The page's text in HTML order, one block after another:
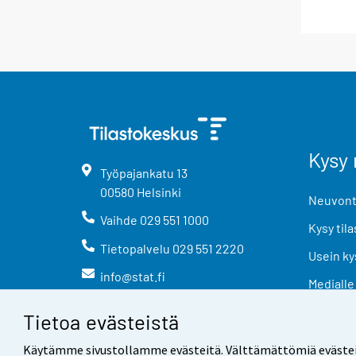
Tietoa evästeistä
Käytämme sivustollamme evästeitä. Välttämättömiä
Työpajankatu 13
00580 Helsinki
Vaihde 029 551 1000
Tietopalvelu 029 551 2220
info@stat.fi
Kysy
Usein
Medialle